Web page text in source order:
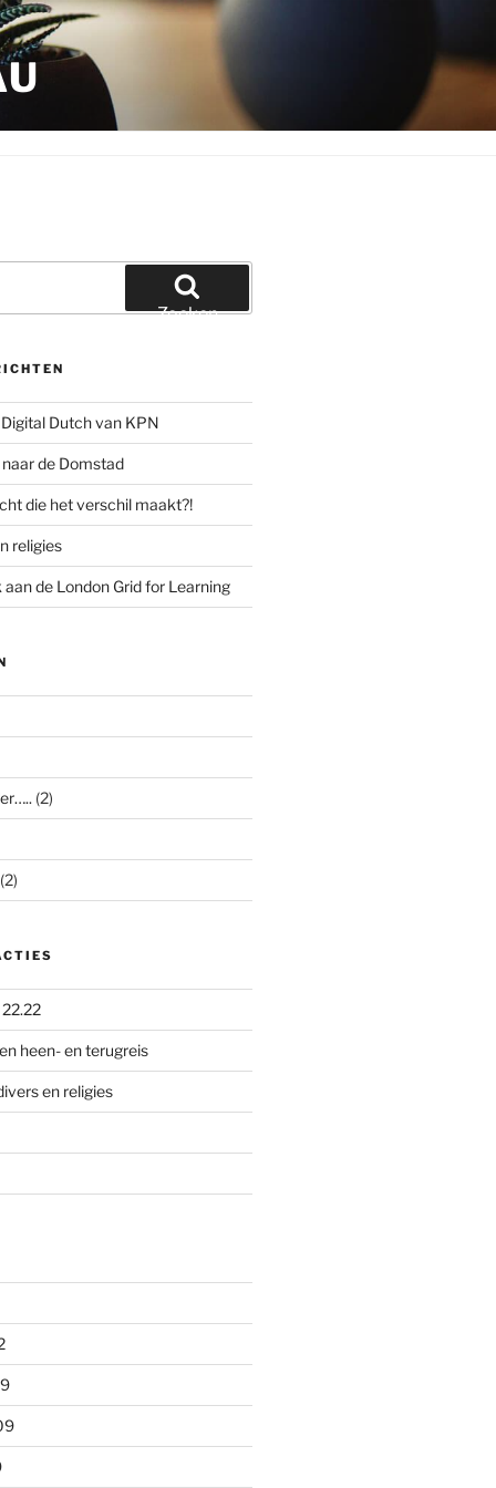
Zoeken
Dutch van KPN
de Domstad
die het verschil maakt?!
religies
de London Grid for Learning
(2)
22.22
heen- en terugreis
en religies